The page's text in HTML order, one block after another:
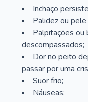
Inchaço
Palidez ou pele
Palpitações ou
descompassados;
Dor no peito
passar por uma
Suor frio;
Náuseas;